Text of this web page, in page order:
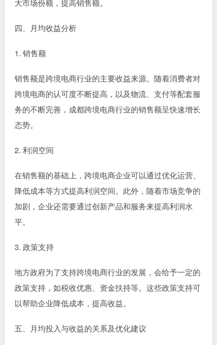
大市场份额，提高销售额。
四、月均收益分析
1. 销售额
销售额是跨境电商行业的主要收益来源。随着消费者对
跨境电商的认可度不断提高，以及物流、支付等配套服
务的不断完善，成都跨境电商行业的销售额呈快速增长
态势。
2. 利润空间
在销售额的基础上，跨境电商企业可以通过优化运营、
降低成本等方式提高利润空间。此外，随着市场竞争的
加剧，企业还需要通过创新产品和服务来提高利润水
平。
3. 政策支持
地方政府为了支持跨境电商行业的发展，会给予一定的
政策支持，如税收优惠、资金扶持等。这些政策支持可
以帮助企业降低成本，提高收益。
五、月均投入与收益的关系及优化建议